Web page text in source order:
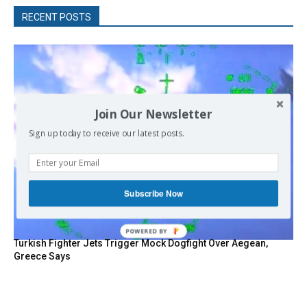
RECENT POSTS
Turkish Fighter Jets Trigger Mock Dogfight Over Aegean,
Greece Says
Join Our Newsletter
Sign up today to receive our latest posts.
Subscribe Now
POWERED
BY